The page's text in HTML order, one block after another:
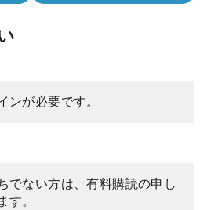
ンが必要です。
でない方は、有料購読の申し
す。